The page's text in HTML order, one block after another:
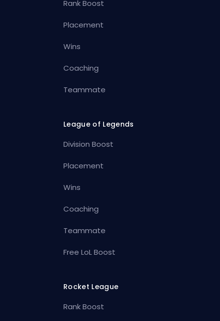
Rank Boost
Placement
Wins
Coaching
Teammate
League of Legends
Division Boost
Placement
Wins
Coaching
Teammate
Free LoL Boost
Rocket League
Rank Boost